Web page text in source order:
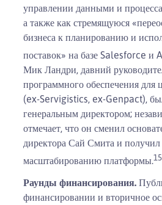
управлении данными и
а также как стремящуюся
бизнеса к планированию и
поставок» на базе Salesforce и
Мик Ландри, давний
программного обеспечения для
(ex-Servigistics, ex-Genpact),
генеральным директором;
отмечает, что он сменил
директора Сай Смита и получил
масштабированию платформы.15
Раунды финансирования.
финансировании и вторичное